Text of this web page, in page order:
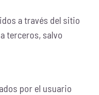
a través del sitio
terceros, salvo
por el usuario